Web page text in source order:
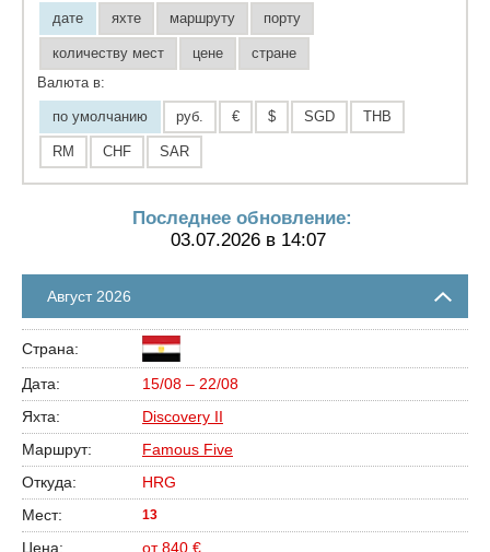
дате яхте маршруту порту
количеству мест цене
стране
Валюта в:
по умолчанию руб. € $ SGD THB
RM CHF SAR
Последнее обновление:
03.07.2026 в 14:07
Август 2026
15/08 – 22/08
Discovery II
Famous Five
HRG
13
от 840 €